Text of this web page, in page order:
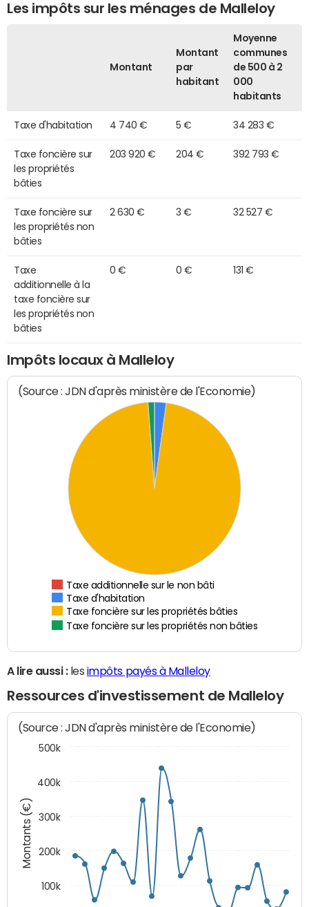
Les impôts sur les ménages de Malleloy
Montant
Montant
par
habitant
Moyenne
communes
de 500 à 2
000
habitants
Taxe d'habitation 4 740 € 5 € 34 283 €
Taxe foncière sur
les propriétés
bâties
203 920 € 204 € 392 793 €
Taxe foncière sur
les propriétés non
bâties
2 630 € 3 € 32 527 €
Taxe
additionnelle à la
taxe foncière sur
les propriétés non
bâties
0 € 0 € 131 €
Impôts locaux à Malleloy
(Source : JDN d'après ministère de l'Economie)
Taxe additionnelle sur le non bâti
Taxe d'habitation
Taxe foncière sur les propriétés bâties
Taxe foncière sur les propriétés non bâties
A lire aussi :les impôts payés à Malleloy
Ressources d'investissement de Malleloy
Montants (€)
(Source : JDN d'après ministère de l'Economie)
100k
200k
300k
400k
500k